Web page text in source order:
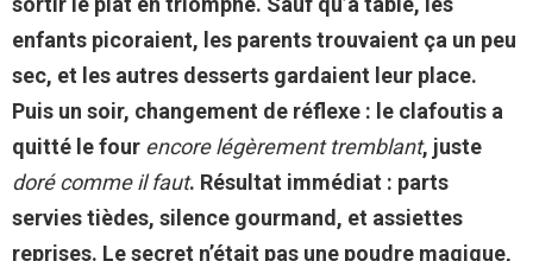
enfants picoraient, les parents trouvaient ça un peu
sec, et les autres desserts gardaient leur place.
Puis un soir, changement de réflexe : le clafoutis a
quitté le four encore légèrement tremblant, juste
doré comme il faut. Résultat immédiat : parts
servies tièdes, silence gourmand, et assiettes
reprises. Le secret n’était pas une poudre magique,